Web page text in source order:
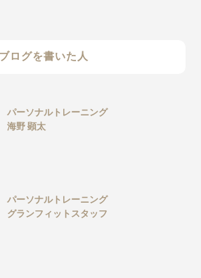
ブログを書いた人
パーソナルトレーニング
海野 顕太
パーソナルトレーニング
グランフィットスタッフ